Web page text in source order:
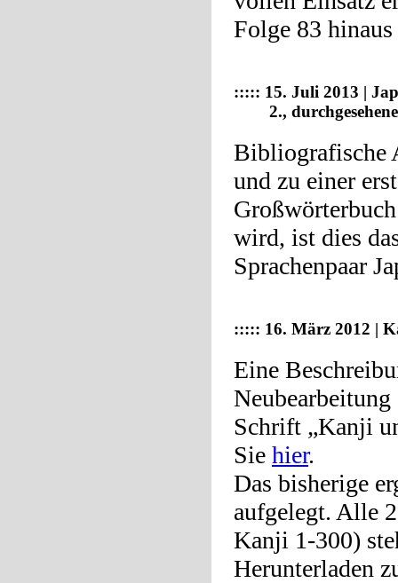
Folge 83
::::: 15. Juli 2013 |
2., durchgesehene
Bibliografische
und zu einer
wird, ist dies
Sprachenpaar
::::: 16. März 2012 |
Eine
Schrift „Kanji
Sie hier.
Das bisherige
aufgelegt. Alle
Kanji 1-300)
Herunterladen